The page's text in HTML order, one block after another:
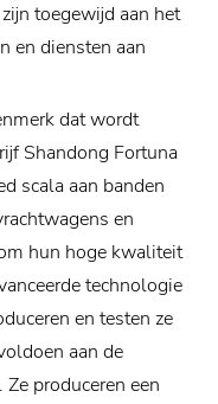
toegewijd aan het
en diensten aan
dat wordt
Shandong Fortuna
scala aan banden
en
hun hoge kwaliteit
technologie
en testen ze
aan de
produceren een